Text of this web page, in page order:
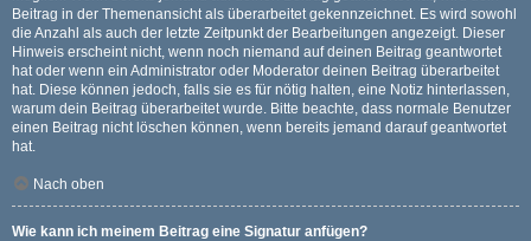
Beitrag in der Themenansicht als überarbeitet gekennzeichnet. Es wird sowohl
die Anzahl als auch der letzte Zeitpunkt der Bearbeitungen angezeigt. Dieser
Hinweis erscheint nicht, wenn noch niemand auf deinen Beitrag geantwortet
hat oder wenn ein Administrator oder Moderator deinen Beitrag überarbeitet
hat. Diese können jedoch, falls sie es für nötig halten, eine Notiz hinterlassen,
warum dein Beitrag überarbeitet wurde. Bitte beachte, dass normale Benutzer
einen Beitrag nicht löschen können, wenn bereits jemand darauf geantwortet
hat.
Nach oben
Wie kann ich meinem Beitrag eine Signatur anfügen?